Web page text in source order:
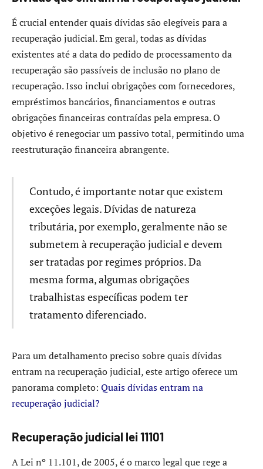
É crucial entender quais dívidas são elegíveis para a
recuperação judicial. Em geral, todas as dívidas
existentes até a data do pedido de processamento da
recuperação são passíveis de inclusão no plano de
recuperação. Isso inclui obrigações com fornecedores,
empréstimos bancários, financiamentos e outras
obrigações financeiras contraídas pela empresa. O
objetivo é renegociar um passivo total, permitindo uma
reestruturação financeira abrangente.
Contudo, é importante notar que existem
exceções legais. Dívidas de natureza
tributária, por exemplo, geralmente não se
submetem à recuperação judicial e devem
ser tratadas por regimes próprios. Da
mesma forma, algumas obrigações
trabalhistas específicas podem ter
tratamento diferenciado.
Para um detalhamento preciso sobre quais dívidas
entram na recuperação judicial, este artigo oferece um
panorama completo: Quais dívidas entram na
recuperação judicial?
Recuperação judicial lei 11101
A Lei nº 11.101, de 2005, é o marco legal que rege a